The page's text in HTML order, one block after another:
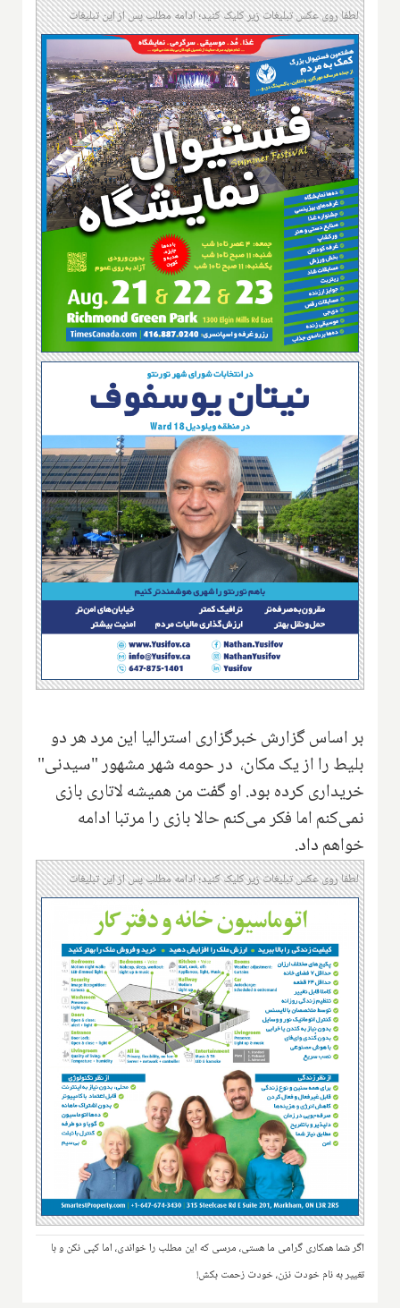
لطفا روی عکس تبلیغات زیر کلیک کنید؛ ادامه مطلب پس از این تبلیغات
بر اساس گزارش خبرگزاری استرالیا این مرد هر دو
بلیط را از یک مکان، در حومه شهر مشهور "سیدنی"
خریداری کرده بود.او گفت من همیشه لاتاری بازی
نمی‌کنم اما فکر می‌کنم حالا بازی را مرتبا ادامه
خواهم داد.
لطفا روی عکس تبلیغات زیر کلیک کنید؛ ادامه مطلب پس از این تبلیغات
اگر شما همکاری گرامی ما هستی، مرسی که این مطلب را خواندی، اما کپی نکن و با
تغییر به نام خودت نزن، خودت زحمت بکش!